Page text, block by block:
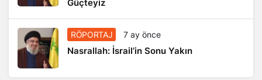
Güçteyiz
RÖPORTAJ 7 ay önce
Nasrallah: İsrail’in Sonu Yakın